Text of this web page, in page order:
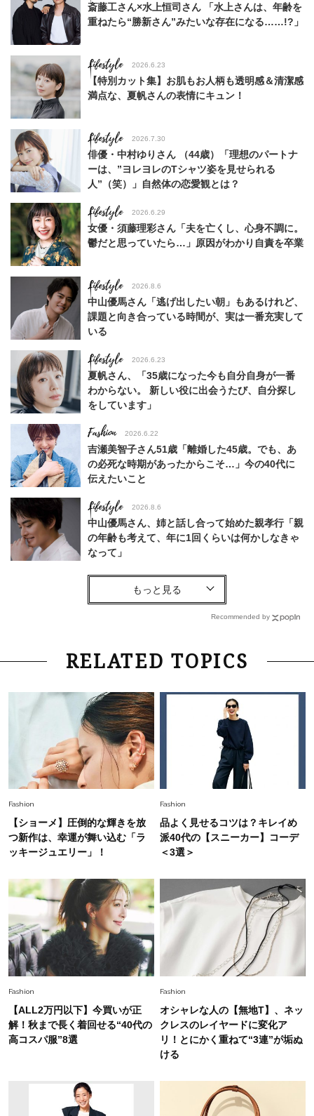
斎藤工さん×水上恒司さん 「水上さんは、年齢を
重ねたら“勝新さん”みたいな存在になる……!?」
Lifestyle 2026.6.23
【特別カット集】お肌もお人柄も透明感＆清潔感
満点な、夏帆さんの表情にキュン！
Lifestyle 2026.7.30
俳優・中村ゆりさん （44歳）「理想のパートナ
ーは、”ヨレヨレのTシャツ姿を見せられる
人”（笑）」自然体の恋愛観とは？
Lifestyle 2026.6.29
女優・須藤理彩さん「夫を亡くし、心身不調に。
鬱だと思っていたら…」原因がわかり自責を卒業
Lifestyle 2026.8.6
中山優馬さん「逃げ出したい朝」もあるけれど、
課題と向き合っている時間が、実は一番充実して
いる
Lifestyle 2026.6.23
夏帆さん、「35歳になった今も自分自身が一番
わからない。 新しい役に出会うたび、自分探し
をしています」
Fashion 2026.6.22
吉瀬美智子さん51歳「離婚した45歳。でも、あ
の必死な時期があったからこそ…」今の40代に
伝えたいこと
Lifestyle 2026.8.6
中山優馬さん、姉と話し合って始めた親孝行「親
の年齢も考えて、年に1回くらいは何かしなきゃ
なって」
Lifestyle
「お若いですね」は褒め言葉？“若い＝美しい”と
Lifestyle 2026.8.6
26年夏の【開運アクション】は”ひと拭き”習
は？」
Fashion 2026.6.12
中村ゆりさん「40代になり、やっと“仕事以外の
幸福感”に目が向いた」ライフスタイルも、服も
白黒でもこんなに華やぐ！40代、夏の「甘めト
ップス×パンツ」コーデ〈3選〉
Fashion
40代の夏通勤はこれ１着！「きちんと感」も
「オシャレ」も整うトレンドトップス〈4選〉
Fashion 2026.6.26
初夏はこれさえあれば！40代は【淡色ワンピ】
で即涼しげ＆上品見え〈3選〉
Fashion 2026.5.29
今、40代の「メガネ＆サングラス」のトレンド
に更新あり！“黒ぶち以外”が新定番に
Fashion
オシャレ40代の【ワンピ＆オールインワン】最
Recommended by
RELATED TOPICS
Fashion
【ショーメ】圧倒的な輝きを放
つ新作は、幸運が舞い込む「ラ
ッキージュエリー」！
Fashion
品よく見せるコツは？キレイめ
派40代の【スニーカー】コーデ
＜3選＞
Fashion
【ALL2万円以下】今買いが正
解！秋まで長く着回せる“40代の
高コスパ服”8選
Fashion
オシャレな人の【無地T】、ネッ
クレスのレイヤードに変化ア
リ！とにかく重ねて“3連”が垢ぬ
ける